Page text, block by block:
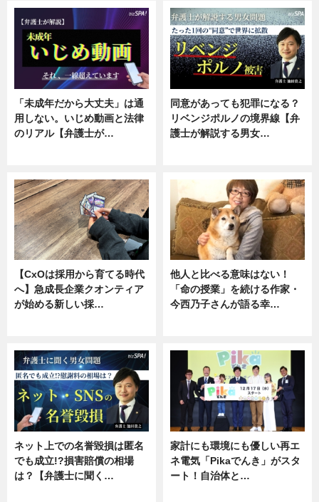
「未成年だから大丈夫」は通
用しない。いじめ動画と法律
のリアル【弁護士が…
同意があっても犯罪になる？
リベンジポルノの境界線【弁
護士が解説する男女…
【CxOは採用から育てる時代
へ】急成長企業クオンティア
が始める新しい採…
他人と比べる意味はない！
「命の授業」を続ける作家・
今西乃子さんが語る幸…
ネット上での名誉毀損は匿名
でも成立!?損害賠償の相場
は？【弁護士に聞く…
家計にも環境にも優しい再エ
ネ電気「Pikaでんき」がスタ
ート！自治体と…